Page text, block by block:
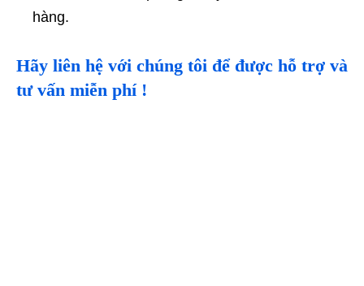
hàng.
Hãy liên hệ với chúng tôi để được hỗ trợ và
tư vấn miễn phí !